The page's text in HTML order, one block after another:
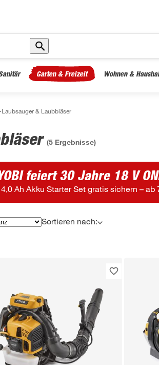
Garten & Freizeit Wohnen &
& Laubbläser
(5 Ergebnisse)
feiert 30 Jahre 18 V
Ah Akku Starter Set gratis sichern –
Sortieren nach: